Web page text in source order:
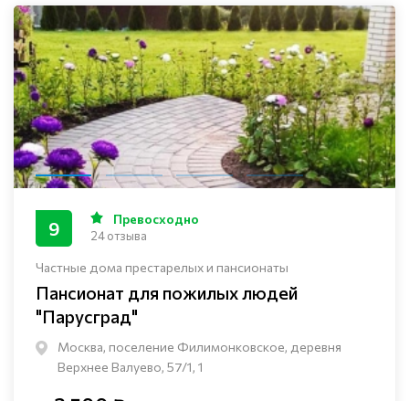
Частные дома престарелых и пансионаты
Пансионат для пожилых людей
"Парусград"
Москва, поселение Филимонковское, деревня
Верхнее Валуево, 57/1, 1
9 Превосходно
24 отзыва